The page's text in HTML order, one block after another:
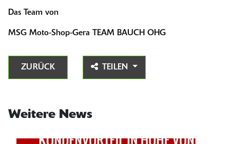
Das Team von
MSG Moto-Shop-Gera TEAM BAUCH OHG
ZURÜCK TEILEN
Weitere News